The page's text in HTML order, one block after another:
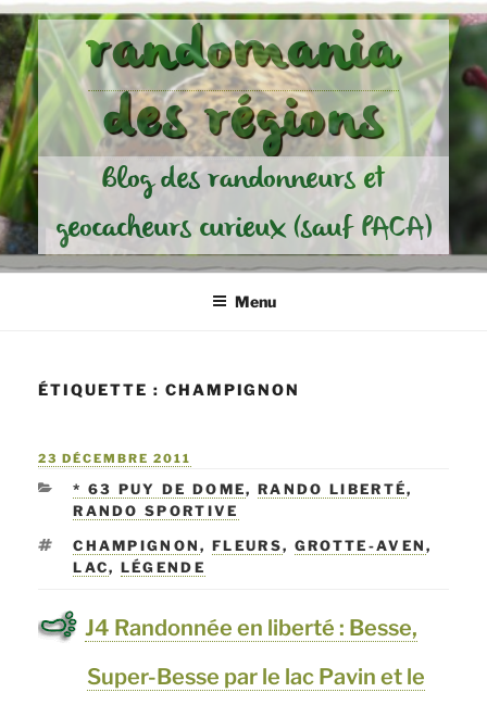
Aller
au
contenu
principal
randomania
des régions
Blog des randonneurs et
geocacheurs curieux (sauf PACA)
Menu
ÉTIQUETTE : CHAMPIGNON
PUBLIÉ
23 DÉCEMBRE 2011
CATÉGORIES
* 63 PUY DE DOME,RANDO LIBERTÉ,
RANDO SPORTIVE
ÉTIQUETTES
CHAMPIGNON,FLEURS, GROTTE-AVEN,
LAC, LÉGENDE
J4 Randonnée en liberté : Besse,
Super-Besse par le lac Pavin et le